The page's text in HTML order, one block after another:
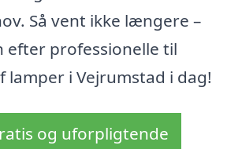
Så vent ikke længere –
efter professionelle til
i Vejrumstad i dag!
og uforpligtende